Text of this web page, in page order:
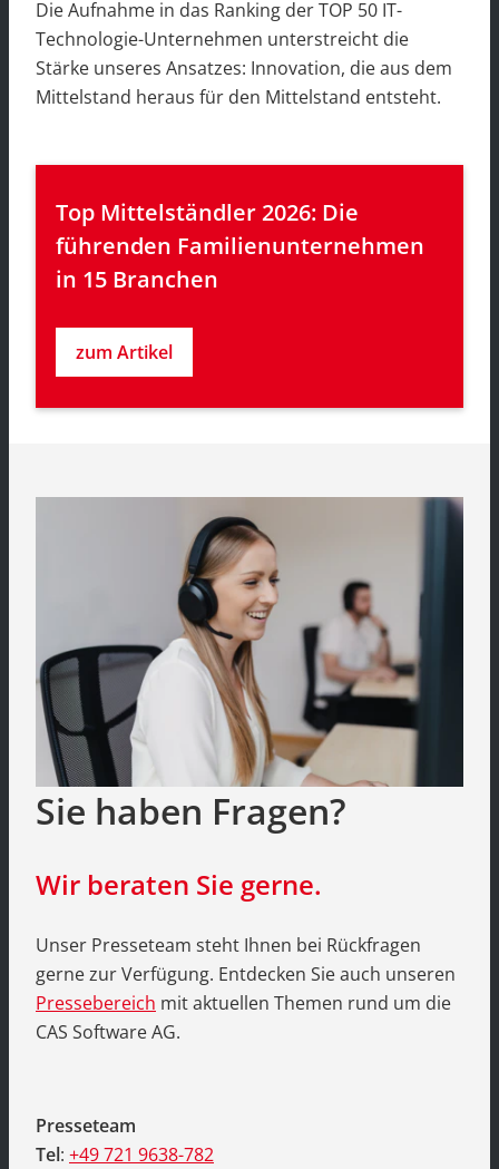
Die Aufnahme in das Ranking der TOP 50 IT-
Technologie-Unternehmen unterstreicht die
Stärke unseres Ansatzes: Innovation, die aus dem
Mittelstand heraus für den Mittelstand entsteht.
Top Mittelständler 2026: Die
führenden Familienunternehmen
in 15 Branchen
zum Artikel
Sie haben Fragen?
Wir beraten Sie gerne.
Unser Presseteam steht Ihnen bei Rückfragen
gerne zur Verfügung. Entdecken Sie auch unseren
Pressebereich mit aktuellen Themen rund um die
CAS Software AG.
Presseteam
Tel: +49 721 9638-782